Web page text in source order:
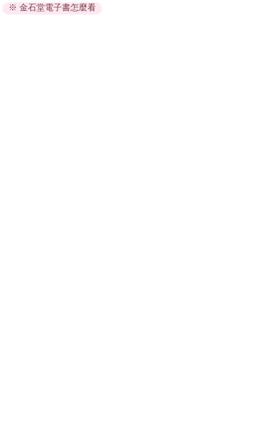
因版權保護，您在金石堂所購買的電子書僅能以金石堂專屬
※ 金石堂電子書怎麼看